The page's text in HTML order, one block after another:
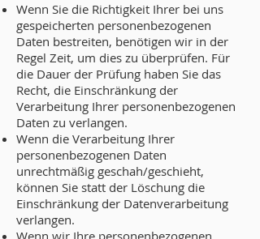
Wenn Sie die Richtigkeit Ihrer bei uns
gespeicherten personenbezogenen
Daten bestreiten, benötigen wir in der
Regel Zeit, um dies zu überprüfen. Für
die Dauer der Prüfung haben Sie das
Recht, die Einschränkung der
Verarbeitung Ihrer personenbezogenen
Daten zu verlangen.
Wenn die Verarbeitung Ihrer
personenbezogenen Daten
unrechtmäßig geschah/geschieht,
können Sie statt der Löschung die
Einschränkung der Datenverarbeitung
verlangen.
Wenn wir Ihre personenbezogenen